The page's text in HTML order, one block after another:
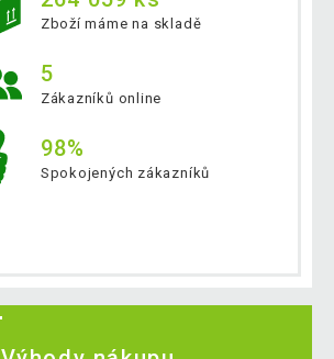
Zboží máme na skladě
5
Zákazníků online
98%
Spokojených zákazníků